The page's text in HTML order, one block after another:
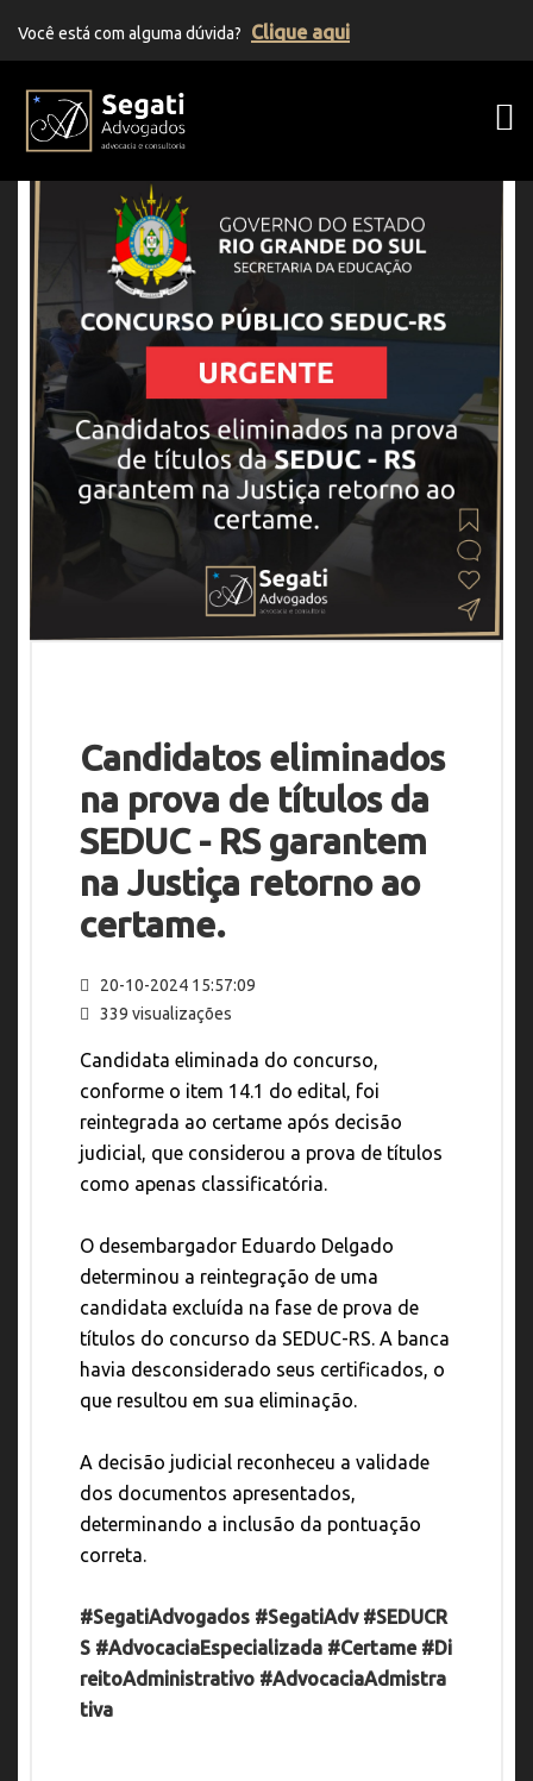
Você está com alguma dúvida? Clique aqui
Candidatos eliminados
na prova de títulos da
SEDUC - RS garantem
na Justiça retorno ao
certame.
20-10-2024 15:57:09
339 visualizações
Candidata eliminada do concurso,
conforme o item 14.1 do edital, foi
reintegrada ao certame após decisão
judicial, que considerou a prova de títulos
como apenas classificatória.
O desembargador Eduardo Delgado
determinou a reintegração de uma
candidata excluída na fase de prova de
títulos do concurso da SEDUC-RS. A banca
havia desconsiderado seus certificados, o
que resultou em sua eliminação.
A decisão judicial reconheceu a validade
dos documentos apresentados,
determinando a inclusão da pontuação
correta.
#SegatiAdvogados #SegatiAdv #SEDUCR
S #AdvocaciaEspecializada #Certame #Di
reitoAdministrativo #AdvocaciaAdmistra
tiva